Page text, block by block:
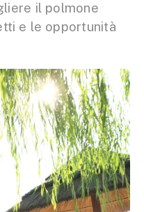
il polmone
e le opportunità